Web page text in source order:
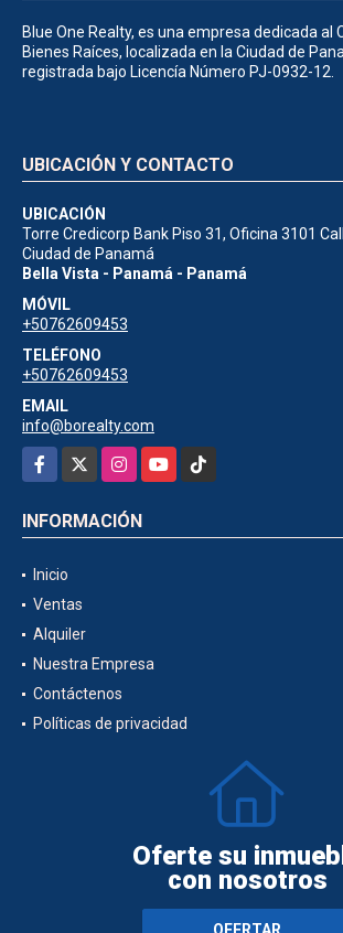
Blue One Realty, es una empresa dedicada al
Bienes Raíces, localizada en la Ciudad de
registrada bajo Licencía Número PJ-0932-12.
UBICACIÓN Y CONTACTO
UBICACIÓN
Torre Credicorp Bank Piso 31, Oficina 3101
Ciudad de Panamá
Bella Vista - Panamá - Panamá
MÓVIL
+50762609453
TELÉFONO
+50762609453
EMAIL
info@borealty.com
Facebook
InstagramYouTubeTikTok
INFORMACIÓN
Inicio
Ventas
Alquiler
Nuestra Empresa
Contáctenos
Políticas de privacidad
Oferte su
con nosotros